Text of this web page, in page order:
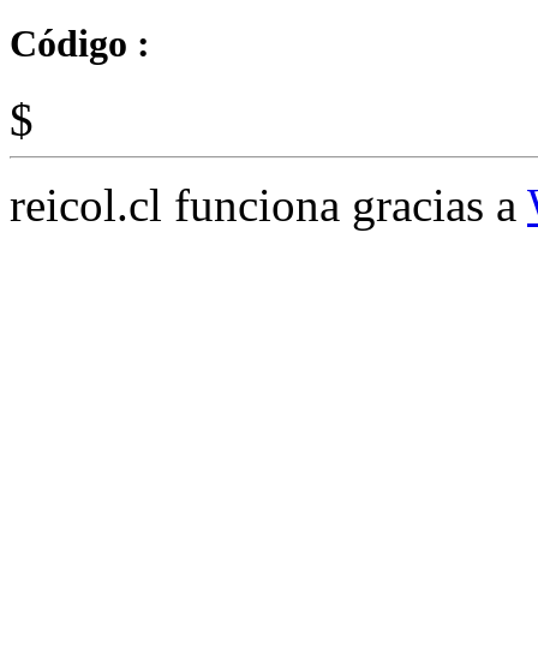
Código :
$
reicol.cl funciona gracias a